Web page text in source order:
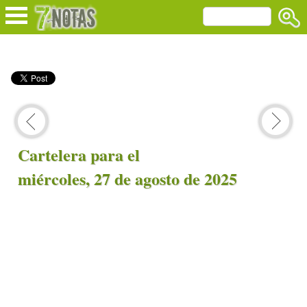
Cartelera para el
miércoles, 27 de agosto de 2025